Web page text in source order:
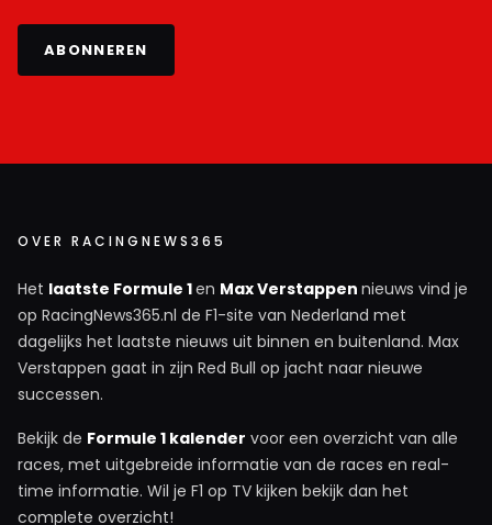
ABONNEREN
OVER RACINGNEWS365
Het laatste Formule 1en Max Verstappen nieuws vind je
op RacingNews365.nl de F1-site van Nederland met
dagelijks het laatste nieuws uit binnen en buitenland. Max
Verstappen gaat in zijn Red Bull op jacht naar nieuwe
successen.
Bekijk de Formule 1 kalender voor een overzicht van alle
races, met uitgebreide informatie van de races en real-
time informatie. Wil je F1 op TV kijken bekijk dan het
complete overzicht!